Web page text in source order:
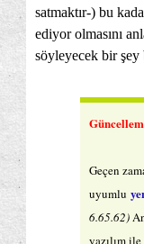
satmaktır-) bu
ediyor olmasını
söyleyecek bir şey
Geçen
uyumlu
6.65.62)
yazılım